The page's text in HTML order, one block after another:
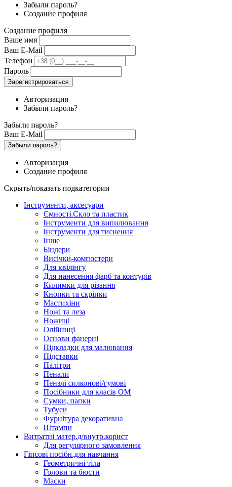
Забыли пароль?
Создание профиля
Создание профиля
Ваше имя
Ваш E-Mail
Телефон
Пароль
Зарегистрироваться
Авторизация
Забыли пароль?
Забыли пароль?
Ваш E-Mail
Забыли пароль?
Авторизация
Создание профиля
Скрыть/показать подкатегории
Інструменти, аксесуари
Ємності.Скло та пластик
Інструменти для випилювання
Інструменти для тиснення
Інше
Біндери
Висічки-компостери
Для квілінгу
Для нанесення фарб та контурів
Килимки для різання
Кнопки та скріпки
Мастихіни
Ножі та леза
Ножиці
Олійниці
Основи фанерні
Підкладки для малювання
Підставки
Палітри
Пенали
Пензлі силконові/гумові
Посібники для класів ОМ
Сумки, папки
Тубуси
Фурнітура декоративна
Штампи
Витратні матер.д/внутр.корист
Для регулярного замовлення
Гіпсові посібн.для навчання
Геометричні тіла
Голови та бюсти
Маски